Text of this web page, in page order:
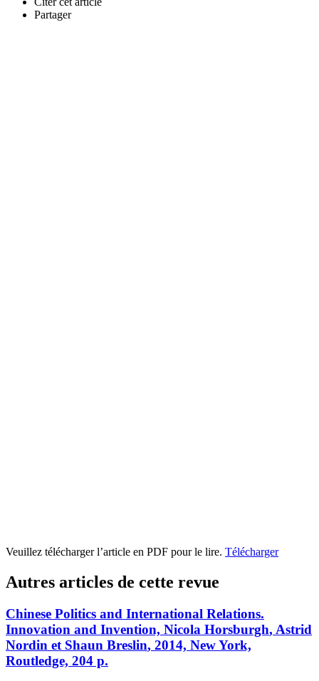
Partager
Veuillez télécharger l’article en PDF pour le lire. Télécharger
Autres articles de cette revue
Chinese Politics and International Relations.
Innovation and Invention, Nicola Horsburgh, Astrid
Nordin et Shaun Breslin, 2014, New York,
Routledge, 204 p.